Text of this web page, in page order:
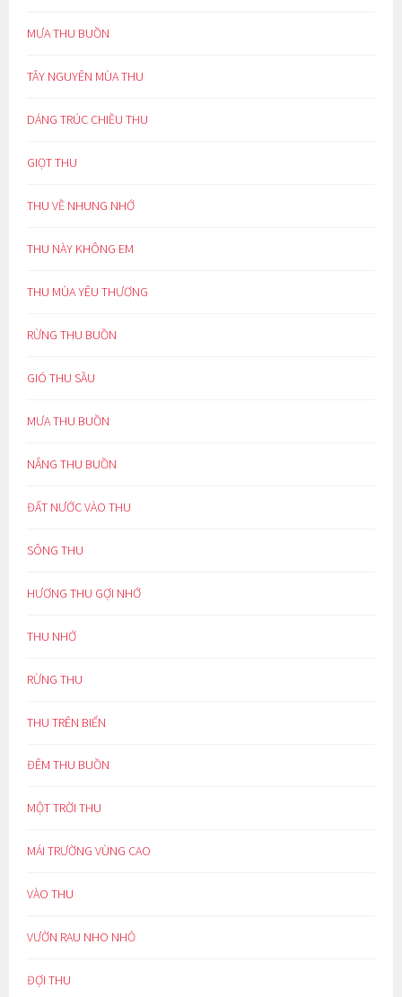
MƯA THU BUỒN
TÂY NGUYÊN MÙA THU
DÁNG TRÚC CHIỀU THU
GIỌT THU
THU VỀ NHUNG NHỚ
THU NÀY KHÔNG EM
THU MÙA YÊU THƯƠNG
RỪNG THU BUỒN
GIÓ THU SẦU
MƯA THU BUỒN
NẮNG THU BUỒN
ĐẤT NƯỚC VÀO THU
SÔNG THU
HƯƠNG THU GỢI NHỚ
THU NHỚ
RỪNG THU
THU TRÊN BIỂN
ĐÊM THU BUỒN
MỘT TRỜI THU
MÁI TRƯỜNG VÙNG CAO
VÀO THU
VƯỜN RAU NHO NHỎ
ĐỢI THU